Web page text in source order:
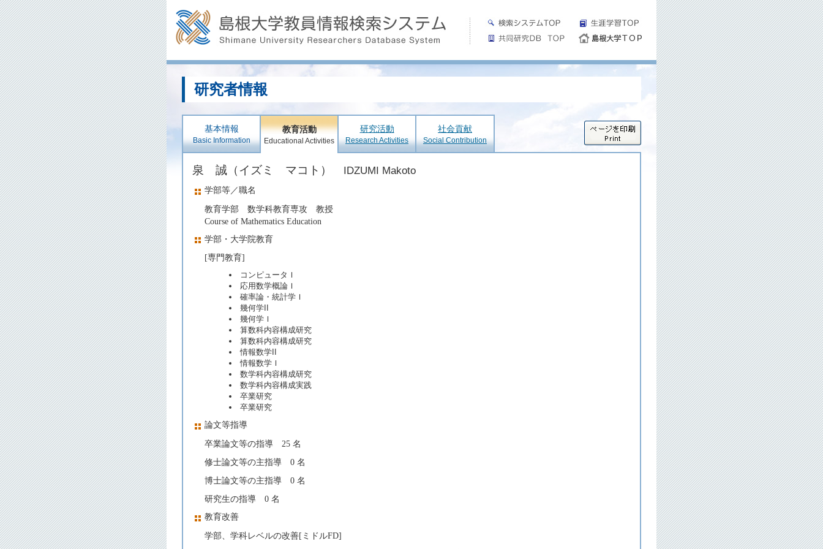
研究者情報
基本情報
Basic Information
教育活動
Educational Activities
研究活動
Research Activities
社会貢献
Social Contribution
泉 誠（イズミ マコト） IDZUMI Makoto
学部等／職名
教育学部 数学科教育専攻 教授
Course of Mathematics Education
学部・大学院教育
[専門教育]
コンピュータＩ
応用数学概論Ｉ
確率論・統計学Ｉ
幾何学II
幾何学Ｉ
算数科内容構成研究
算数科内容構成研究
情報数学II
情報数学Ｉ
数学科内容構成研究
数学科内容構成実践
卒業研究
卒業研究
論文等指導
卒業論文等の指導 25 名
修士論文等の主指導 0 名
博士論文等の主指導 0 名
研究生の指導 0 名
教育改善
学部、学科レベルの改善[ミドルFD]